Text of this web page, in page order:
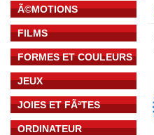
Ã©MOTIONS
FILMS
FORMES ET COULEURS
JEUX
JOIES ET FÃªTES
ORDINATEUR